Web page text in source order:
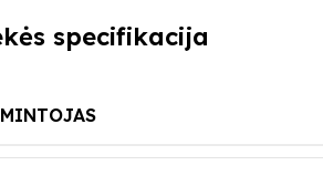
specifikacija